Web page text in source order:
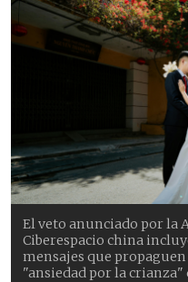
El veto anunciado por la
Ciberespacio china
mensajes que
"ansiedad por la crianza"